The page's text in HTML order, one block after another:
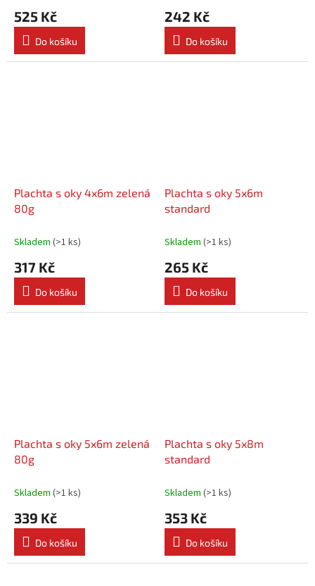
525 Kč
Do košíku
242 Kč
Do košíku
Plachta s oky 4x6m zelená
80g
Skladem (>1 ks)
317 Kč
Do košíku
Plachta s oky 5x6m
standard
Skladem (>1 ks)
265 Kč
Do košíku
Plachta s oky 5x6m zelená
80g
Skladem (>1 ks)
339 Kč
Do košíku
Plachta s oky 5x8m
standard
Skladem (>1 ks)
353 Kč
Do košíku